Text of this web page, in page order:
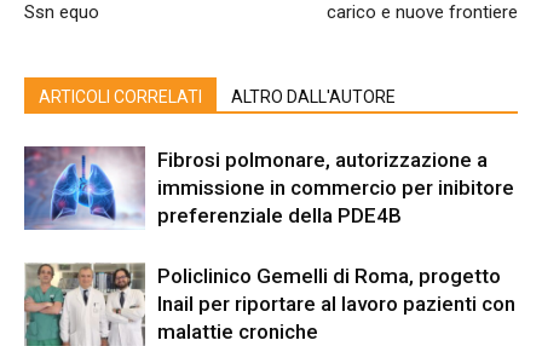
Ssn equo
carico e nuove frontiere
ARTICOLI CORRELATI ALTRO DALL'AUTORE
Fibrosi polmonare, autorizzazione a
immissione in commercio per inibitore
preferenziale della PDE4B
Policlinico Gemelli di Roma, progetto
Inail per riportare al lavoro pazienti con
malattie croniche